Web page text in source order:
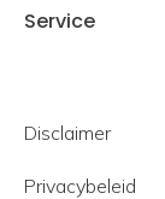
Service
Disclaimer
Privacybeleid